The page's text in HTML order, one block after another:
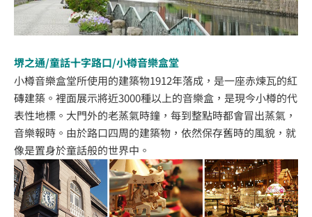
堺之通/童話十字路口/小樽音樂盒堂
小樽音樂盒堂所使用的建築物1912年落成，是一座赤煉瓦的紅
磚建築。裡面展示將近3000種以上的音樂盒，是現今小樽的代
表性地標。大門外的老蒸氣時鐘，每到整點時都會冒出蒸氣，
音樂報時。由於路口四周的建築物，依然保存舊時的風貌，就
像是置身於童話般的世界中。